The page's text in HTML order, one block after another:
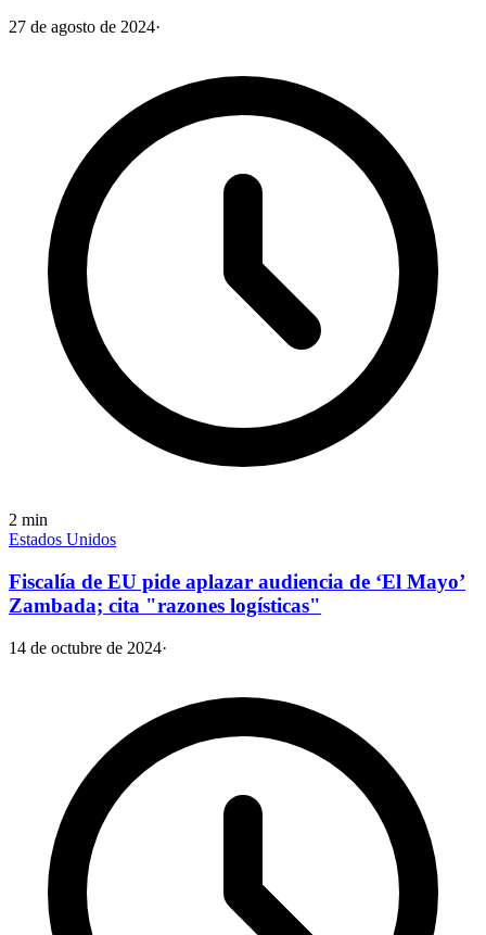
27 de agosto de 2024·
2 min
Estados Unidos
Fiscalía de EU pide aplazar audiencia de ‘El Mayo’
Zambada; cita "razones logísticas"
14 de octubre de 2024·